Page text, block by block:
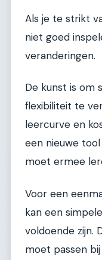
Als je te strikt
niet goed
veranderingen.
De kunst is om
flexibiliteit te
leercurve en
een nieuwe
moet ermee
Voor een
kan een
voldoende zijn.
moet passen